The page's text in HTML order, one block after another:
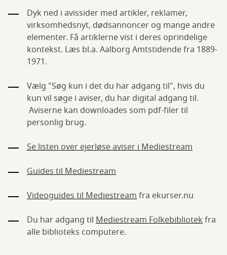
Dyk ned i avissider med artikler, reklamer,
virksomhedsnyt, dødsannoncer og mange andre
elementer. Få artiklerne vist i deres oprindelige
kontekst. Læs bl.a. Aalborg Amtstidende fra 1889-
1971.
Vælg "Søg kun i det du har adgang til", hvis du
kun vil søge i aviser, du har digital adgang til.
Aviserne kan downloades som pdf-filer til
personlig brug.
Se listen over ejerløse aviser i Mediestream
Guides til Mediestream
Videoguides til Mediestreamfra ekurser.nu
Du har adgang til Mediestream Folkebibliotekfra
alle biblioteks computere.